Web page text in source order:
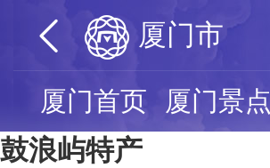
厦门市
厦门首页 厦门景点
鼓浪屿特产